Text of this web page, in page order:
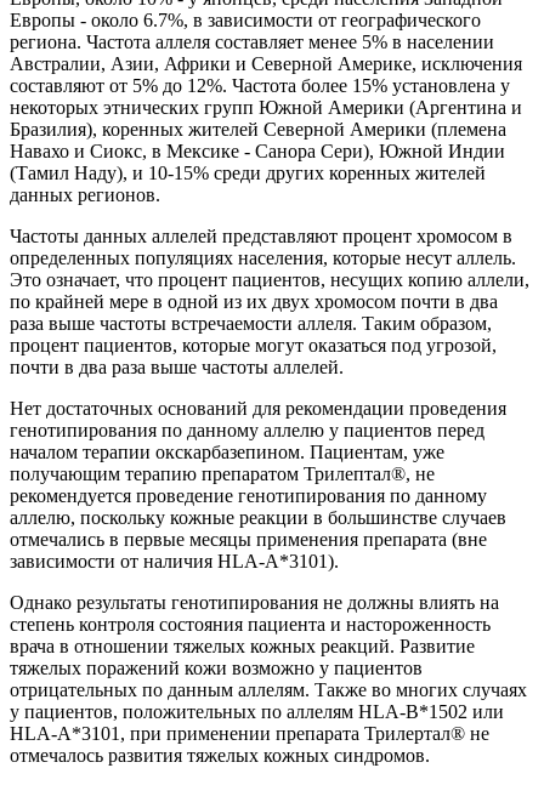
Европы - около 6.7%, в зависимости от географического
региона. Частота аллеля составляет менее 5% в населении
Австралии, Азии, Африки и Северной Америке, исключения
составляют от 5% до 12%. Частота более 15% установлена у
некоторых этнических групп Южной Америки (Аргентина и
Бразилия), коренных жителей Северной Америки (племена
Навахо и Сиокс, в Мексике - Санора Сери), Южной Индии
(Тамил Наду), и 10-15% среди других коренных жителей
данных регионов.
Частоты данных аллелей представляют процент хромосом в
определенных популяциях населения, которые несут аллель.
Это означает, что процент пациентов, несущих копию аллели,
по крайней мере в одной из их двух хромосом почти в два
раза выше частоты встречаемости аллеля. Таким образом,
процент пациентов, которые могут оказаться под угрозой,
почти в два раза выше частоты аллелей.
Нет достаточных оснований для рекомендации проведения
генотипирования по данному аллелю у пациентов перед
началом терапии окскарбазепином. Пациентам, уже
получающим терапию препаратом Трилептал®, не
рекомендуется проведение генотипирования по данному
аллелю, поскольку кожные реакции в большинстве случаев
отмечались в первые месяцы применения препарата (вне
зависимости от наличия HLA-А*3101).
Однако результаты генотипирования не должны влиять на
степень контроля состояния пациента и настороженность
врача в отношении тяжелых кожных реакций. Развитие
тяжелых поражений кожи возможно у пациентов
отрицательных по данным аллелям. Также во многих случаях
у пациентов, положительных по аллелям HLA-B*1502 или
HLA-А*3101, при применении препарата Трилертал® не
отмечалось развития тяжелых кожных синдромов.